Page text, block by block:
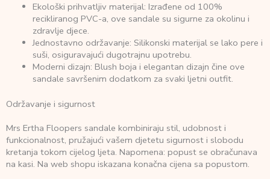
Ekološki prihvatljiv materijal: Izrađene od 100%
recikliranog PVC-a, ove sandale su sigurne za okolinu i
zdravlje djece.
Jednostavno održavanje: Silikonski materijal se lako pere i
suši, osiguravajući dugotrajnu upotrebu.
Moderni dizajn: Blush boja i elegantan dizajn čine ove
sandale savršenim dodatkom za svaki ljetni outfit.
Održavanje i sigurnost
Mrs Ertha Floopers sandale kombiniraju stil, udobnost i
funkcionalnost, pružajući vašem djetetu sigurnost i slobodu
kretanja tokom cijelog ljeta. Napomena: popust se obračunava
na kasi. Na web shopu iskazana konačna cijena sa popustom.